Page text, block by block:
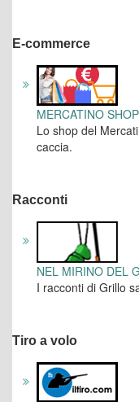
E-commerce
MERCATINO SHOP
Lo shop del
caccia.
Racconti
NEL MIRINO DEL
I racconti di Grillo
Tiro a volo